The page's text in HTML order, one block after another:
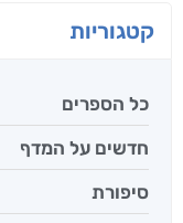
קטגוריות
כל הספרים
חדשים על המדף
סיפורת